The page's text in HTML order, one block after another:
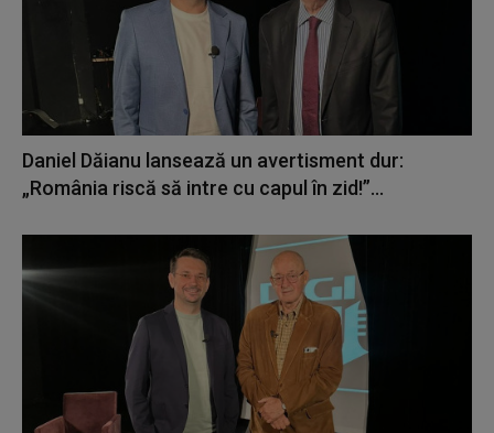
Daniel Dăianu lansează un avertisment dur:
„România riscă să intre cu capul în zid!”...